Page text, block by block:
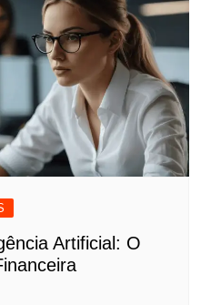
Artificial: O